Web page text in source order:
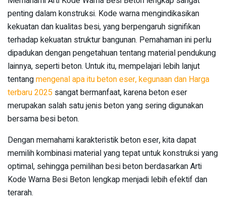
penting dalam konstruksi. Kode warna mengindikasikan
kekuatan dan kualitas besi, yang berpengaruh signifikan
terhadap kekuatan struktur bangunan. Pemahaman ini perlu
dipadukan dengan pengetahuan tentang material pendukung
lainnya, seperti beton. Untuk itu, mempelajari lebih lanjut
tentangmengenal apa itu beton eser, kegunaan dan Harga
terbaru 2025 sangat bermanfaat, karena beton eser
merupakan salah satu jenis beton yang sering digunakan
bersama besi beton.
Dengan memahami karakteristik beton eser, kita dapat
memilih kombinasi material yang tepat untuk konstruksi yang
optimal, sehingga pemilihan besi beton berdasarkan Arti
Kode Warna Besi Beton lengkap menjadi lebih efektif dan
terarah.